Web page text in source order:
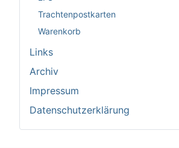
Trachtenpostkarten
Warenkorb
Links
Archiv
Impressum
Datenschutzerklärung